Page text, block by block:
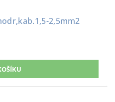
2,5mm2